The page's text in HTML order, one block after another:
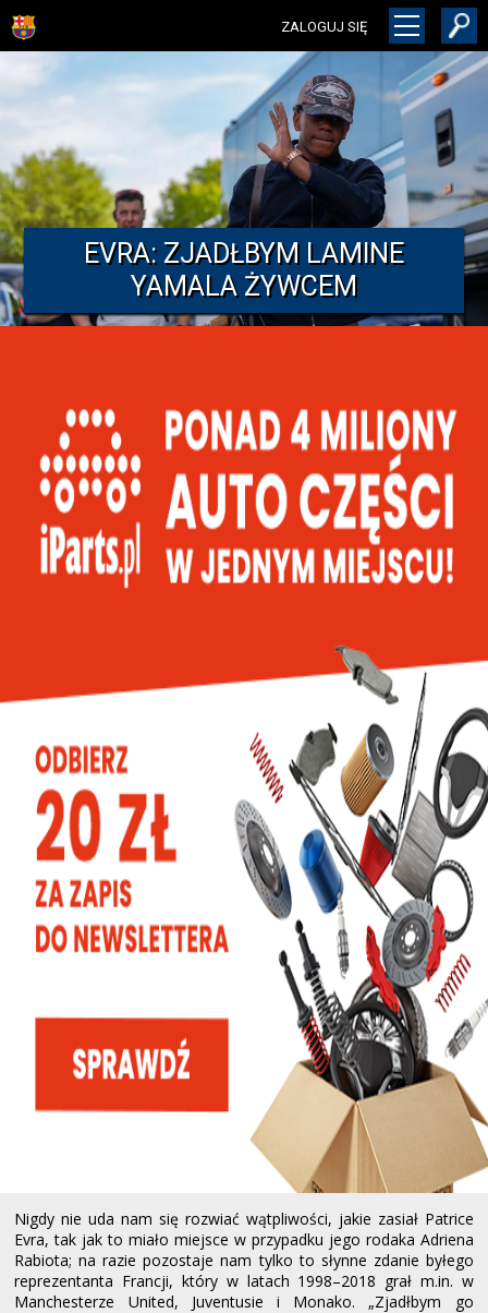
ZALOGUJ SIĘ
EVRA: ZJADŁBYM LAMINE
YAMALA ŻYWCEM
Nigdy nie uda nam się rozwiać wątpliwości, jakie zasiał Patrice
Evra, tak jak to miało miejsce w przypadku jego rodaka Adriena
Rabiota; na razie pozostaje nam tylko to słynne zdanie byłego
reprezentanta Francji, który w latach 1998–2018 grał m.in. w
Manchesterze United, Juventusie i Monako. „Zjadłbym go